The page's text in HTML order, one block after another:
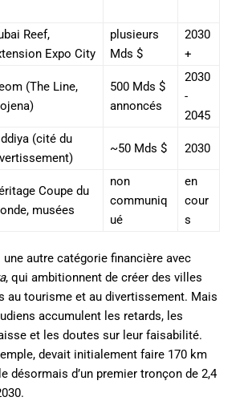
Reef,
Expo City
plusieurs
Mds $
2030
+
(The Line,
500 Mds $
annoncés
2030
-
2045
(cité du
~50 Mds $ 2030
Coupe du
musées
non
communiq
ué
en
cour
s
une autre catégorie financière avec
, qui ambitionnent de créer des villes
au tourisme et au divertissement. Mais
accumulent les retards, les
et les doutes sur leur faisabilité.
devait initialement faire 170 km
désormais d’un premier tronçon de 2,4